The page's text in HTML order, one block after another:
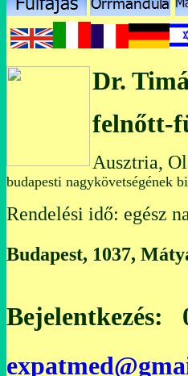
Dr.
felnőtt-
Ausztria,
budapesti
Rendelési idő: egész
Budapest, 1037,
Bejelentkezés: